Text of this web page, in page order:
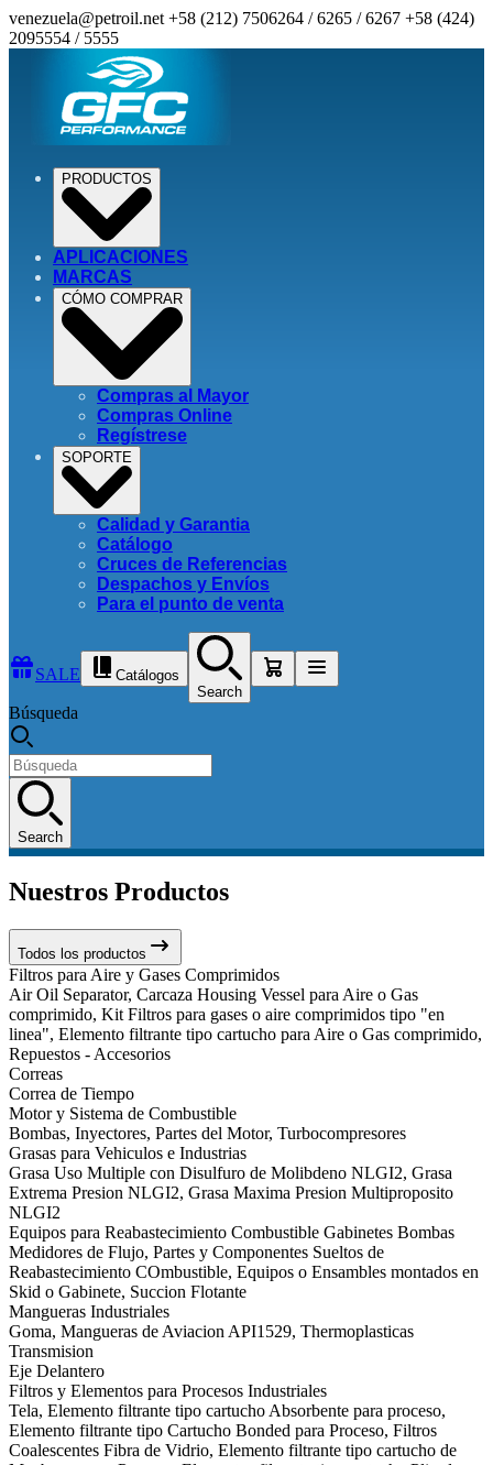
venezuela@petroil.net +58 (212) 7506264 / 6265 / 6267 +58 (424)
2095554 / 5555
PRODUCTOS
APLICACIONES
MARCAS
CÓMO COMPRAR
Compras al Mayor
Compras Online
Regístrese
SOPORTE
Calidad y Garantia
Catálogo
Cruces de Referencias
Despachos y Envíos
Para el punto de venta
SALE
Catálogos
Search
Búsqueda
Search
Nuestros Productos
Todos los productos
Filtros para Aire y Gases Comprimidos
Air Oil Separator, Carcaza Housing Vessel para Aire o Gas
comprimido, Kit Filtros para gases o aire comprimidos tipo "en
linea", Elemento filtrante tipo cartucho para Aire o Gas comprimido,
Repuestos - Accesorios
Correas
Correa de Tiempo
Motor y Sistema de Combustible
Bombas, Inyectores, Partes del Motor, Turbocompresores
Grasas para Vehiculos e Industrias
Grasa Uso Multiple con Disulfuro de Molibdeno NLGI2, Grasa
Extrema Presion NLGI2, Grasa Maxima Presion Multiproposito
NLGI2
Equipos para Reabastecimiento Combustible Gabinetes Bombas
Medidores de Flujo, Partes y Componentes Sueltos de
Reabastecimiento COmbustible, Equipos o Ensambles montados en
Skid o Gabinete, Succion Flotante
Mangueras Industriales
Goma, Mangueras de Aviacion API1529, Thermoplasticas
Transmision
Eje Delantero
Filtros y Elementos para Procesos Industriales
Tela, Elemento filtrante tipo cartucho Absorbente para proceso,
Elemento filtrante tipo Cartucho Bonded para Proceso, Filtros
Coalescentes Fibra de Vidrio, Elemento filtrante tipo cartucho de